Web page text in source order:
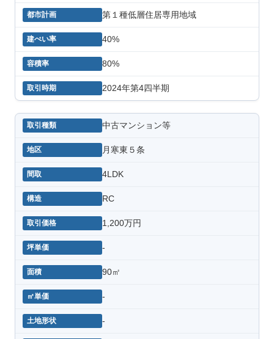
第１種低層住居専用地域
40%
80%
2024年第4四半期
中古マンション等
月寒東５条
4LDK
RC
1,200万円
-
90㎡
-
-